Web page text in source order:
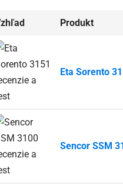
Produkt
Eta Sorento
Sencor SSM